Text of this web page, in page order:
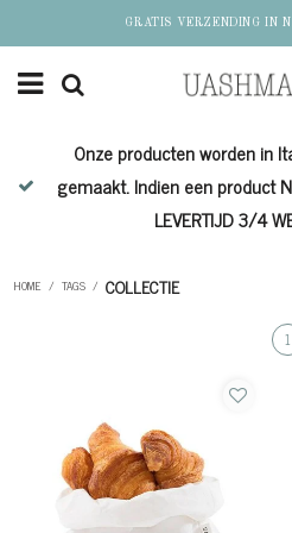
GRATIS VERZENDING IN
Onze producten worden in
gemaakt. Indien een product
LEVERTIJD 3/4
HOME / TAGS / COLLECTIE
1